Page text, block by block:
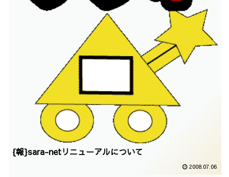
{報}sara-netリニューアルについて
2008.07.06